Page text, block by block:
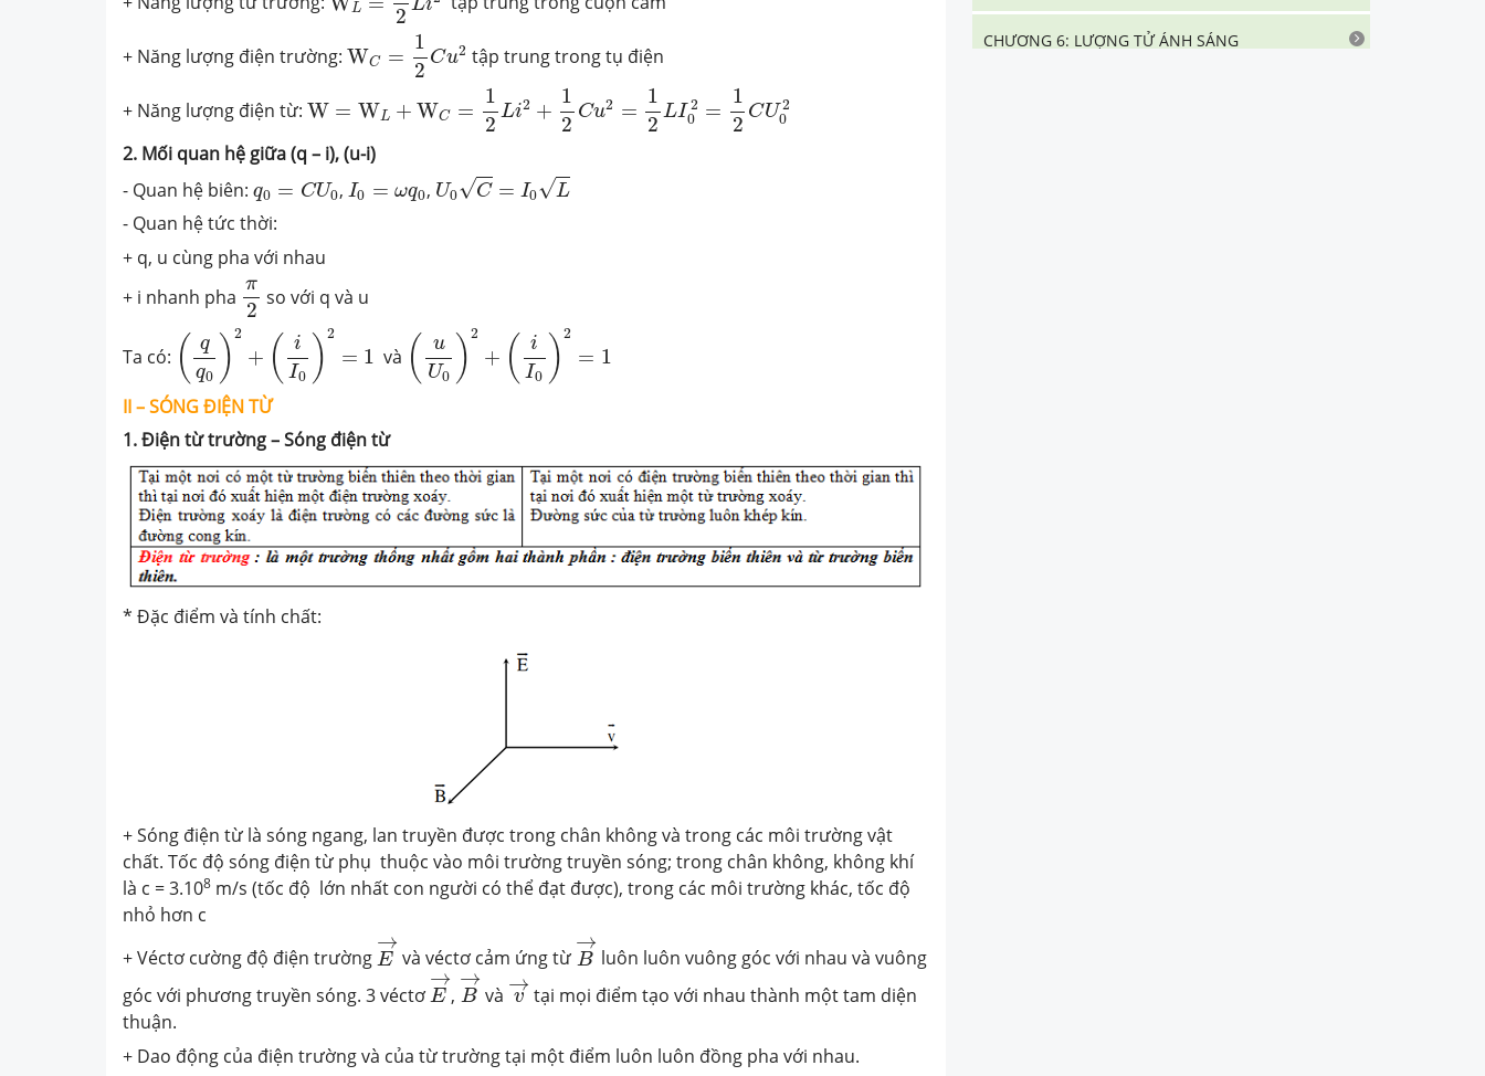
L
2
+ Năng lượng điện trường: WC =
1
2
Cu2
2C
tập trung trong tụ điện
+ Năng lượng điện từ: W = WL + WC =
1
2
Li2 +
1
2
Cu2 =
1
2
LI2
0
=
1
2
CU 2
0
= + = 1
2. Mối quan hệ giữa (q – i), (u-i)
- Quan hệ biên: q0 = CU0
q CU0 ,I0 = ωq0
I0 q0 , U0√C = I0√L
U0 C=I
- Quan hệ tức thời:
+ q, u cùng pha với nhau
+ i nhanh pha
π
2
π2
so với q và u
Ta có: (
q
q0 )2
+ (
i
I0 )2
= 1
q 0) 2+( 0) 2 =1
và (
u
U0 )2
+ (
i
I0 )2
= 1
u ) 2+ ) 2= 1
II – SÓNG ĐIỆN TỪ
1. Điện từ trường – Sóng điện từ
* Đặc điểm và tính chất:
+ Sóng điện từ là sóng ngang, lan truyền được trong chân không và trong các môi trường vật
chất. Tốc độ sóng điện từ phụ thuộc vào môi trường truyền sóng; trong chân không, không khí
là c = 3.108 m/s (tốc độ lớn nhất con người có thể đạt được), trong các môi trường khác, tốc độ
nhỏ hơn c
+ Véctơ cường độ điện trường
→
E
E→
và véctơ cảm ứng từ
→
B
B→
luôn luôn vuông góc với nhau và vuông
góc với phương truyền sóng. 3 véctơ
→
E
E→
,
→
B
B→
và
→
v
v→
tại mọi điểm tạo với nhau thành một tam diện
thuận.
+ Dao động của điện trường và của từ trường tại một điểm luôn luôn đồng pha với nhau.
CHƯƠNG 6: LƯỢNG TỬ ÁNH SÁNG